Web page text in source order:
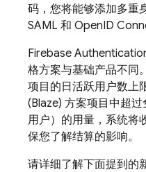
码，您将能够添加多重
SAML 和 OpenID
Firebase
格方案与基础产品不同
项目的日活跃用户数上
(Blaze) 方案项目中超
用户）的用量，系统将
保您了解结算的影响。
请详细了解下面提到的